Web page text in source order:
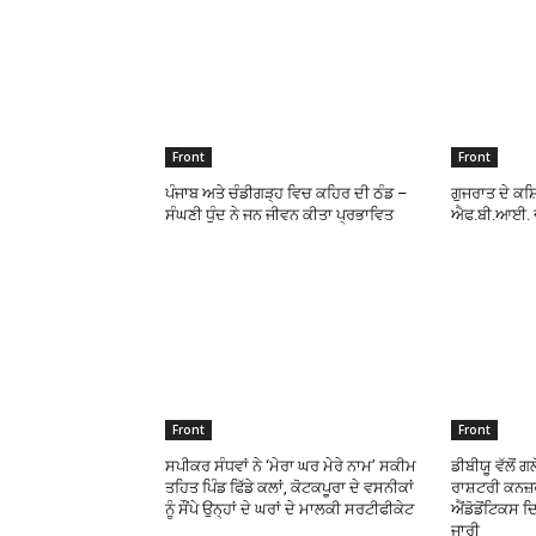
Front
ਪੰਜਾਬ ਅਤੇ ਚੰਡੀਗੜ੍ਹ ਵਿਚ ਕਹਿਰ ਦੀ ਠੰਡ –
ਸੰਘਣੀ ਧੁੰਦ ਨੇ ਜਨ ਜੀਵਨ ਕੀਤਾ ਪ੍ਰਭਾਵਿਤ
Front
ਗੁਜਰਾਤ ਦੇ
ਐਫ.ਬੀ.ਆਈ.
Front
ਸਪੀਕਰ ਸੰਧਵਾਂ ਨੇ ‘ਮੇਰਾ ਘਰ ਮੇਰੇ ਨਾਮ’ ਸਕੀਮ
ਤਹਿਤ ਪਿੰਡ ਫਿੱਡੇ ਕਲਾਂ, ਕੋਟਕਪੂਰਾ ਦੇ ਵਸਨੀਕਾਂ
ਨੂੰ ਸੌਂਪੇ ਉਨ੍ਹਾਂ ਦੇ ਘਰਾਂ ਦੇ ਮਾਲਕੀ ਸਰਟੀਫੀਕੇਟ
Front
ਡੀਬੀਯੂ ਵੱਲੋਂ
ਰਾਸ਼ਟਰੀ
ਐਂਡੋਡੋਂਟਿਕਸ
ਜਾਰੀ